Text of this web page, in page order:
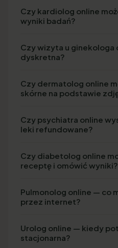
Czy kardiolog online
wyniki badań?
Czy wizyta u ginekologa
dyskretna?
Czy dermatolog online
skórne na podstawie
Czy psychiatra online
leki refundowane?
Czy diabetolog online
receptę i omówić wyniki?
Pulmonolog online — co
przez internet?
Urolog online — kiedy
stacjonarna?